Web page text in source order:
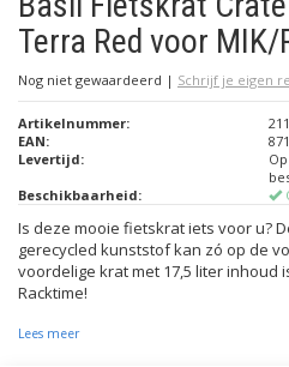
Terra Red voor
Nog niet gewaardeerd | Schrijf je eigen
Artikelnummer:
EAN:
Levertijd:
Beschikbaarheid:
Is deze mooie fietskrat iets voor u?
gerecycled kunststof kan zó op de
voordelige krat met 17,5 liter inhoud
Racktime!
Lees meer